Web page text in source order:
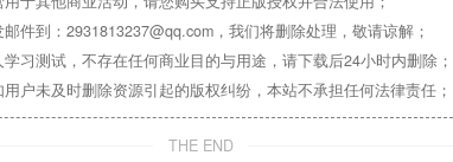
件到：2931813237@qq.com，我们将删除处理，敬请谅解；
习测试，不存在任何商业目的与用途，请下载后24小时内删除；
户未及时删除资源引起的版权纠纷，本站不承担任何法律责任；
THE END